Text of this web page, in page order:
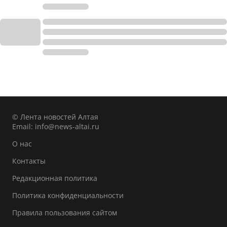
© Лента новостей Алтая
Email: info@news-altai.ru
О нас
Контакты
Редакционная политика
Политика конфиденциальности
Правила пользования сайтом